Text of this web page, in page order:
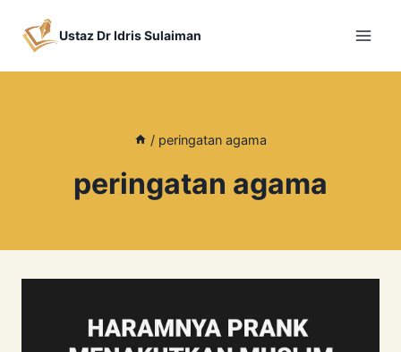
Ustaz Dr Idris Sulaiman
/ peringatan agama
peringatan agama